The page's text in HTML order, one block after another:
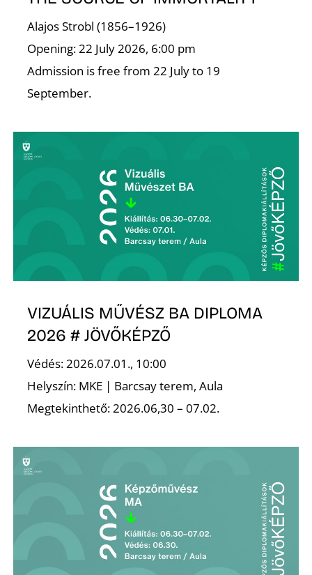
Alajos Strobl (1856–1926)
Opening: 22 July 2026, 6:00 pm
Admission is free from 22 July to 19
September.
VIZUÁLIS MŰVÉSZ BA DIPLOMA
2026 # JÖVŐKÉPZŐ
Védés: 2026.07.01., 10:00
Helyszín: MKE | Barcsay terem, Aula
Megtekinthető: 2026.06,30 – 07.02.